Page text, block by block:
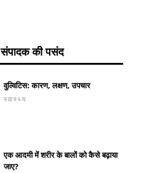
संपादक की पसंद
वुल्विटिस: कारण, लक्षण, उपचार
स्वास्थ्य
एक आदमी में शरीर के बालों को कैसे बढ़ाया
जाए?